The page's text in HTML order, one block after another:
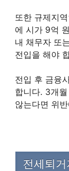
또한 규제지
에 시가 9억
내 채무자 또
전입을 해야
전입 후 금융
합니다. 3개
않는다면 위
전세퇴